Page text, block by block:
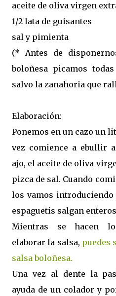
aceite de oliva virgen
1/2 lata de guisantes
sal y pimienta
(* Antes de
boloñesa picamos
salvo la zanahoria que
Elaboración:
Ponemos en un cazo un
vez comience a ebullir
ajo, el aceite de oliva
pizca de sal. Cuando
los vamos
espaguetis salgan
Mientras se hacen
elaborar la salsa, puedes
salsa boloñesa.
Una vez al dente la
ayuda de un colador y